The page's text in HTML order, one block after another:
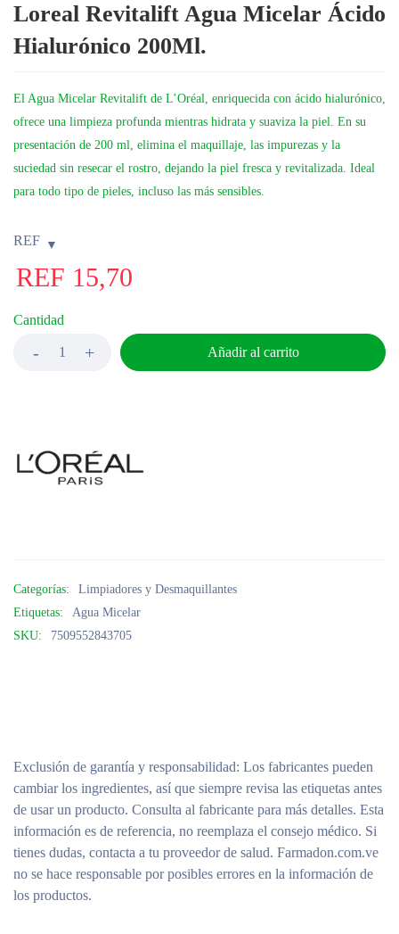
Loreal Revitalift Agua Micelar Ácido
Hialurónico 200Ml.
El Agua Micelar Revitalift de L’Oréal, enriquecida con ácido hialurónico,
ofrece una limpieza profunda mientras hidrata y suaviza la piel. En su
presentación de 200 ml, elimina el maquillaje, las impurezas y la
suciedad sin resecar el rostro, dejando la piel fresca y revitalizada. Ideal
para todo tipo de pieles, incluso las más sensibles.
REF
REF 15,70
Cantidad
Añadir al carrito
Categorías:
Limpiadores y Desmaquillantes
Etiquetas:
Agua Micelar
SKU:
7509552843705
Exclusión de garantía y responsabilidad: Los fabricantes pueden
cambiar los ingredientes, así que siempre revisa las etiquetas antes
de usar un producto. Consulta al fabricante para más detalles. Esta
información es de referencia, no reemplaza el consejo médico. Si
tienes dudas, contacta a tu proveedor de salud. Farmadon.com.ve
no se hace responsable por posibles errores en la información de
los productos.